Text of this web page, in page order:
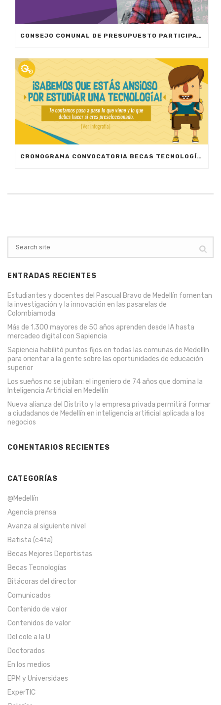
CONSEJO COMUNAL DE PRESUPUESTO PARTICIPATIVO
CRONOGRAMA CONVOCATORIA BECAS TECNOLOGÍAS
ENTRADAS RECIENTES
Estudiantes y docentes del Pascual Bravo de Medellín fomentan
la investigación y la innovación en las pasarelas de
Colombiamoda
Más de 1.300 mayores de 50 años aprenden desde IA hasta
mercadeo digital con Sapiencia
Sapiencia habilitó puntos fijos en todas las comunas de Medellín
para orientar a la gente sobre las oportunidades de educación
superior
Los sueños no se jubilan: el ingeniero de 74 años que domina la
Inteligencia Artificial en Medellín
Nueva alianza del Distrito y la empresa privada permitirá formar
a ciudadanos de Medellín en inteligencia artificial aplicada a los
negocios
COMENTARIOS RECIENTES
CATEGORÍAS
@Medellín
Agencia prensa
Avanza al siguiente nivel
Batista (c4ta)
Becas Mejores Deportistas
Becas Tecnologías
Bitácoras del director
Comunicados
Contenido de valor
Contenidos de valor
Del cole a la U
Doctorados
En los medios
EPM y Universidaes
ExperTIC